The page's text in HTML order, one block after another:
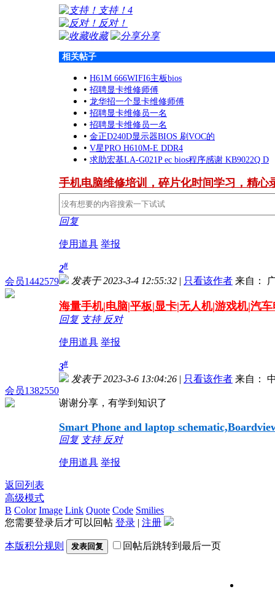
支持！ 4
反对！
收藏
分享
相关帖子
• H61M 666WIFI6主板bios
• 招聘显卡维修师傅
• 龙华招一个显卡维修师傅
• 招聘显卡维修员一名
• 招聘显卡维修员一名
• 金正D240D显示器BIOS 刷VOC的
• V星PRO H610M-E DDR4
• 求助宏基LA-G021P ec bios程序感谢 KB9022Q D
手机电脑维修培训，碎片化时间学习，精心
回复
使用道具 举报
会员1442579
2#
发表于 2023-3-4 12:55:32 | 只看该作者 来自：
海量手机|电脑|平板|显卡|无人机|游戏机|汽
回复 支持 反对
使用道具 举报
会员1382550
3#
发表于 2023-3-6 13:04:26 | 只看该作者 来自：
谢谢分享，有学到知识了
Smart Phone and laptop
回复 支持 反对
使用道具 举报
返回列表
高级模式
B Color Image Link Quote Code Smilies
您需要登录后才可以回帖 登录 | 注册
本版积分规则 发表回复 回帖后跳转到最后一页